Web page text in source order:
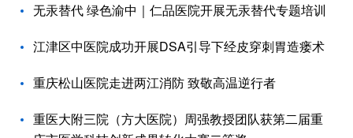
无汞替代 绿色渝中｜仁品医院开展无汞替代专题培训
江津区中医院成功开展DSA引导下经皮穿刺胃造瘘术
重庆松山医院走进两江消防 致敬高温逆行者
重医大附三院（方大医院）周强教授团队获第二届重